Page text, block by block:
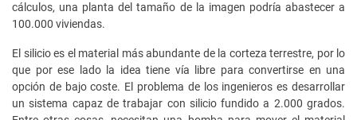
cálculos, una planta del tamaño de la imagen podría abastecer a
100.000 viviendas.
El silicio es el material más abundante de la corteza terrestre, por lo
que por ese lado la idea tiene vía libre para convertirse en una
opción de bajo coste. El problema de los ingenieros es desarrollar
un sistema capaz de trabajar con silicio fundido a 2.000 grados.